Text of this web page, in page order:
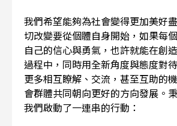
我們希望能夠為社會變得更加美好
切改變要從個體自身開始，如果每
自己的信心與勇氣，也許就能在創
過程中，同時用全新角度與態度對
更多相互瞭解、交流，甚至互助的
會群體共同朝向更好的方向發展。
我們啟動了一連串的行動：